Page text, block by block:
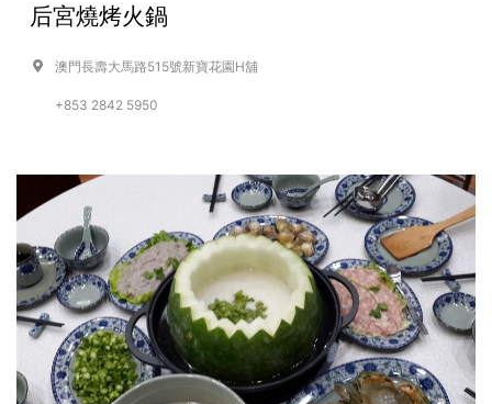
后宮燒烤火鍋
澳門長壽大馬路515號新寶花園H舖
+853 2842 5950